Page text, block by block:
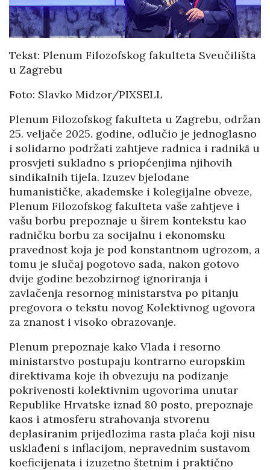
Tekst: Plenum Filozofskog fakulteta Sveučilišta
u Zagrebu
Foto: Slavko Midzor/PIXSELL
Plenum Filozofskog fakulteta u Zagrebu, održan
25. veljače 2025. godine, odlučio je jednoglasno
i solidarno podržati zahtjeve radnica i radnikȃ u
prosvjeti sukladno s priopćenjima njihovih
sindikalnih tijela. Izuzev bjelodane
humanističke, akademske i kolegijalne obveze,
Plenum Filozofskog fakulteta vaše zahtjeve i
vašu borbu prepoznaje u širem kontekstu kao
radničku borbu za socijalnu i ekonomsku
pravednost koja je pod konstantnom ugrozom, a
tomu je slučaj pogotovo sada, nakon gotovo
dvije godine bezobzirnog ignoriranja i
zavlačenja resornog ministarstva po pitanju
pregovora o tekstu novog Kolektivnog ugovora
za znanost i visoko obrazovanje.
Plenum prepoznaje kako Vlada i resorno
ministarstvo postupaju kontrarno europskim
direktivama koje ih obvezuju na podizanje
pokrivenosti kolektivnim ugovorima unutar
Republike Hrvatske iznad 80 posto, prepoznaje
kaos i atmosferu strahovanja stvorenu
deplasiranim prijedlozima rasta plaća koji nisu
usklađeni s inflacijom, nepravednim sustavom
koeficijenata i izuzetno štetnim i praktično